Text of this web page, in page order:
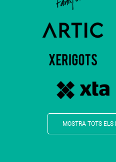
MOSTRA TOTS ELS